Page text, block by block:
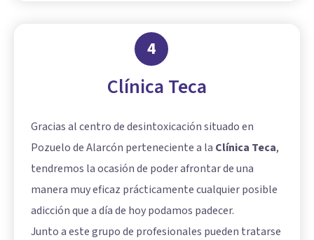
4
Clínica Teca
Gracias al centro de desintoxicación situado en
Pozuelo de Alarcón perteneciente a la Clínica Teca,
tendremos la ocasión de poder afrontar de una
manera muy eficaz prácticamente cualquier posible
adicción que a día de hoy podamos padecer.
Junto a este grupo de profesionales pueden tratarse